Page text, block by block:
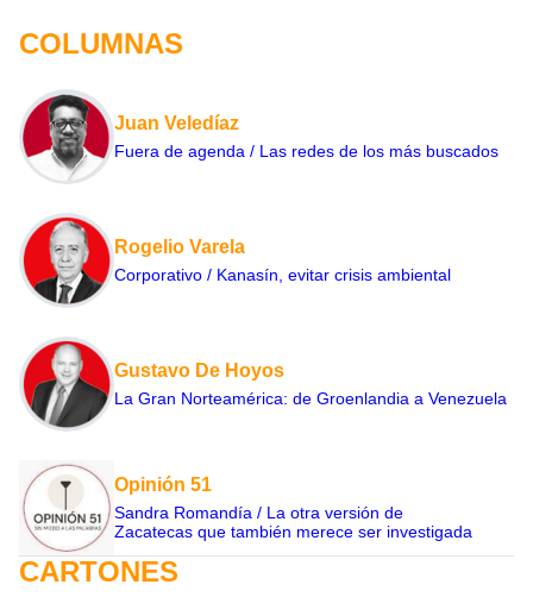
COLUMNAS
Juan Veledíaz
Fuera de agenda / Las redes de los más buscados
Rogelio Varela
Corporativo / Kanasín, evitar crisis ambiental
Gustavo De Hoyos
La Gran Norteamérica: de Groenlandia a Venezuela
Opinión 51
Sandra Romandía / La otra versión de
Zacatecas que también merece ser investigada
CARTONES